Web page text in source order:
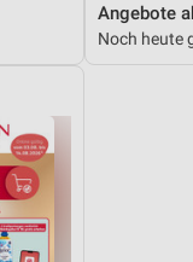
Angebote
Noch heute